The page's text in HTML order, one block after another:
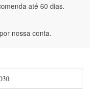
até 60 dias.
nossa conta.
recomendo
a segunda encomenda